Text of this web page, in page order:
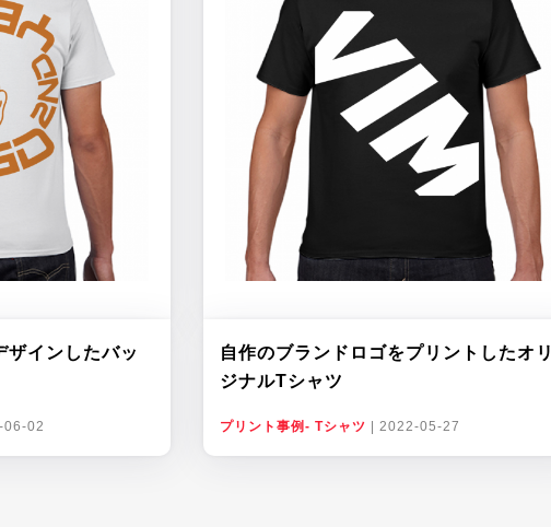
ザインしたバッ
06-02
自作のブランドロゴをプリントしたオリ
ジナルTシャツ
プリント事例- Tシャツ 2022-05-27